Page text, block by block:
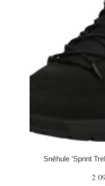
Sněhule 'Sprint
2